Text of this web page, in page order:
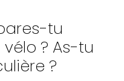
tu
? As-tu
?